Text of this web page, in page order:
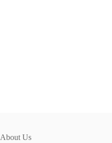
About Us